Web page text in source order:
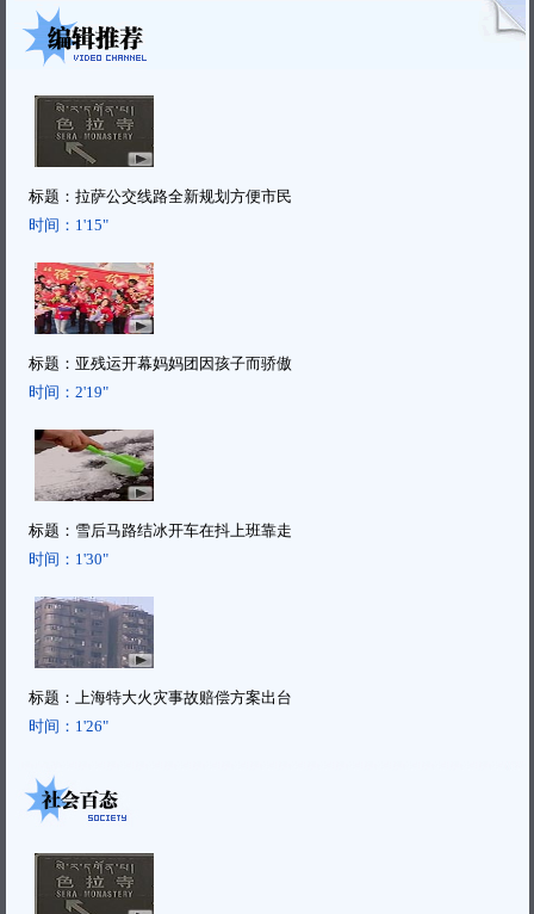
标题： 拉萨公交线路全新规划方便市民
时间： 1'15"
标题： 亚残运开幕妈妈团因孩子而骄傲
时间： 2'19"
标题： 雪后马路结冰开车在抖上班靠走
时间： 1'30"
标题： 上海特大火灾事故赔偿方案出台
时间： 1'26"